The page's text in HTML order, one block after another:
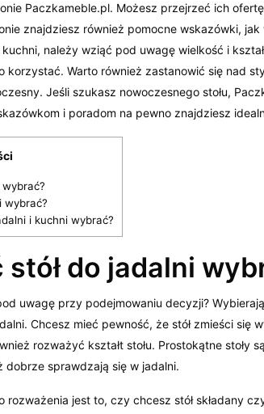
Paczkameble.pl. Możesz przejrzeć ich
znajdziesz również pomocne wskazówki, jak
należy wziąć pod uwagę wielkość i
Warto również zastanowić się nad
Jeśli szukasz nowoczesnego stołu,
i poradom na pewno znajdziesz
wybrać?
i kuchni wybrać?
do jadalni
uwagę przy podejmowaniu decyzji?
Chcesz mieć pewność, że stół zmieści się
rozważyć kształt stołu. Prostokątne stoły
dobrze sprawdzają się w jadalni.
jest to, czy chcesz stół składany